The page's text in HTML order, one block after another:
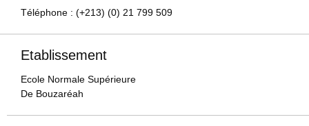
Téléphone : (+213) (0) 21 799 509
Etablissement
Ecole Normale Supérieure
De Bouzaréah